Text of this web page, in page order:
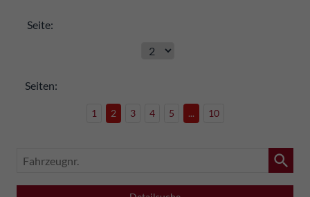
Seite:
Seiten:
1 2 3 4 5 ... 10
Fahrzeugnr.